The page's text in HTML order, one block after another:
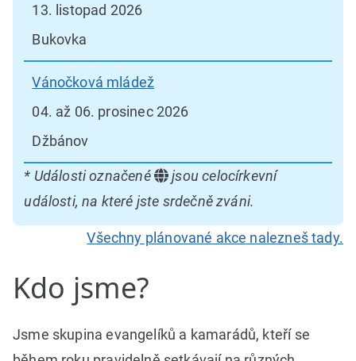
13. listopad 2026
Bukovka
Vánočková mládež
04. až 06. prosinec 2026
Džbánov
* Události označené
jsou celocírkevní
události, na které jste srdečně zváni.
Všechny plánované akce nalezneš tady.
Kdo jsme?
Jsme skupina evangelíků a kamarádů, kteří se